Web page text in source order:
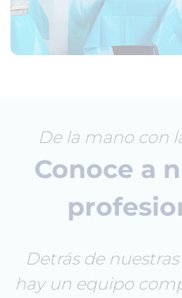
De la mano con
Conoce a
Detrás de
hay un equipo